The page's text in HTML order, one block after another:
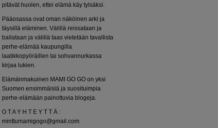
pitävät huolen, ettei elämä käy tylsäksi.
Pääosassa ovat oman näköinen arki ja
täysillä eläminen. Välillä reissataan ja
bailataan ja välillä taas vietetään tavallista
perhe-elämää kaupungilla
laatikkopyöräillen tai sohvannurkassa
kirjaa lukien.
Elämänmakuinen MAMI GO GO on yksi
Suomen ensimmäisiä ja suosituimpia
perhe-elämään painottuvia blogeja.
O T A Y H T E Y T T Ä :
minttumamigogo@gmail.com